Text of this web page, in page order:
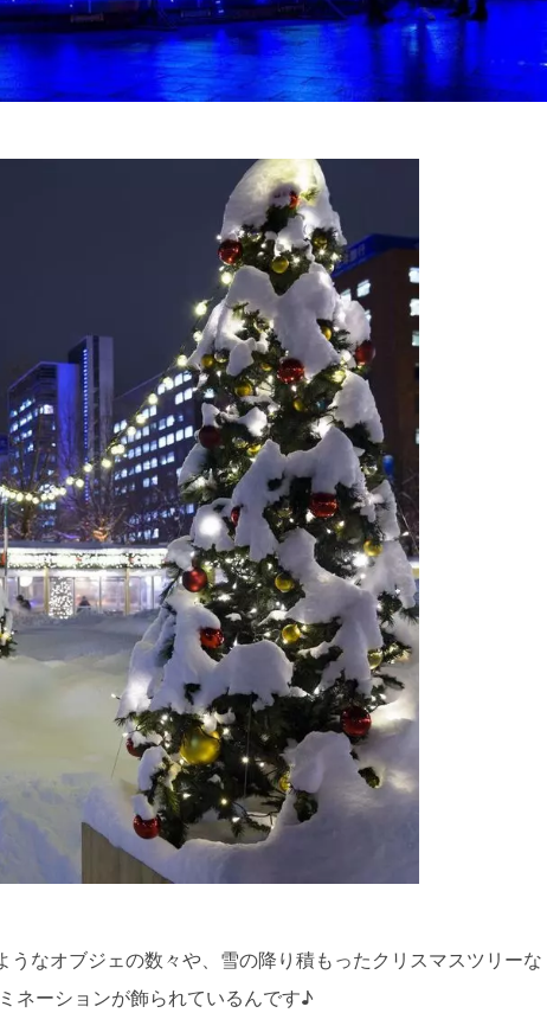
うなオブジェの数々や、雪の降り積もったクリスマスツリーな
ネーションが飾られているんです♪